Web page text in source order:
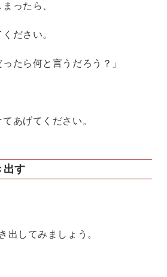
ったら、
ださい。
ったら何と言うだろう？」
あげてください。
出す
出してみましょう。